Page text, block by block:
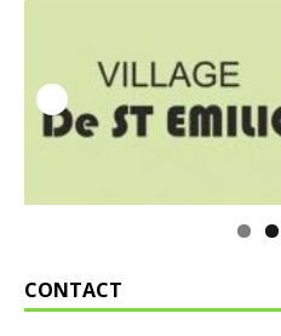
CONTACT